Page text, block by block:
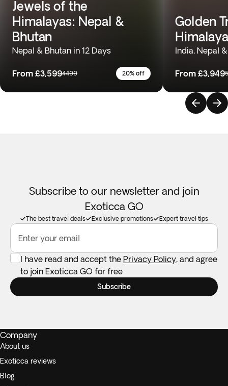
Jewels of the
Himalayas: Nepal &
Bhutan
Nepal & Bhutan in 12 Days
From £3,5994499 20% off
Golden
India, Nepal
From £3,949
Subscribe to our newsletter and join
Exoticca GO
The best travel deals Exclusive promotions Expert travel tips
Enter your email
I have read and accept the Privacy Policy, and agree
to join Exoticca GO for free
Subscribe
Company
About us
Exoticca reviews
Blog